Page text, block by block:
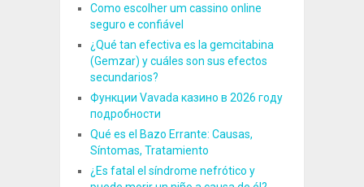
Como escolher um cassino online
seguro e confiável
¿Qué tan efectiva es la gemcitabina
(Gemzar) y cuáles son sus efectos
secundarios?
Функции Vavada казино в 2026 году
подробности
Qué es el Bazo Errante: Causas,
Síntomas, Tratamiento
¿Es fatal el síndrome nefrótico y